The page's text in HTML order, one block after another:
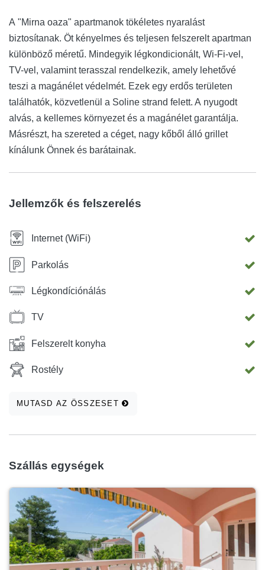
A "Mirna oaza" apartmanok tökéletes nyaralást
biztosítanak. Öt kényelmes és teljesen felszerelt apartman
különböző méretű. Mindegyik légkondicionált, Wi-Fi-vel,
TV-vel, valamint terasszal rendelkezik, amely lehetővé
teszi a magánélet védelmét. Ezek egy erdős területen
találhatók, közvetlenül a Soline strand felett. A nyugodt
alvás, a kellemes környezet és a magánélet garantálja.
Másrészt, ha szereted a céget, nagy kőből álló grillet
kínálunk Önnek és barátainak.
Jellemzők és felszerelés
Internet (WiFi)
Parkolás
Légkondíciónálás
TV
Felszerelt konyha
Rostély
MUTASD AZ ÖSSZESET
Szállás egységek